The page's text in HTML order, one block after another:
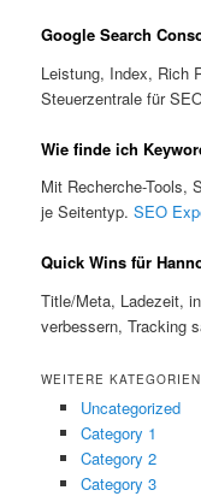
Google Search
Leistung, Index, Rich
Steuerzentrale für
Wie finde ich
Mit Recherche-Tools,
je Seitentyp.SEO
Quick Wins für
Title/Meta, Ladezeit,
verbessern, Tracking
WEITERE
Uncategorized
Category 1
Category 2
Category 3